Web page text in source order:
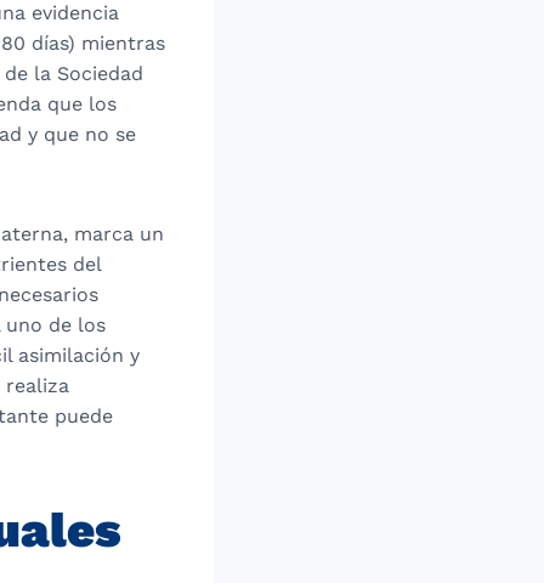
evidencia
días) mientras
la Sociedad
que los
y que no se
marca un
del
uno de los
asimilación y
realiza
puede